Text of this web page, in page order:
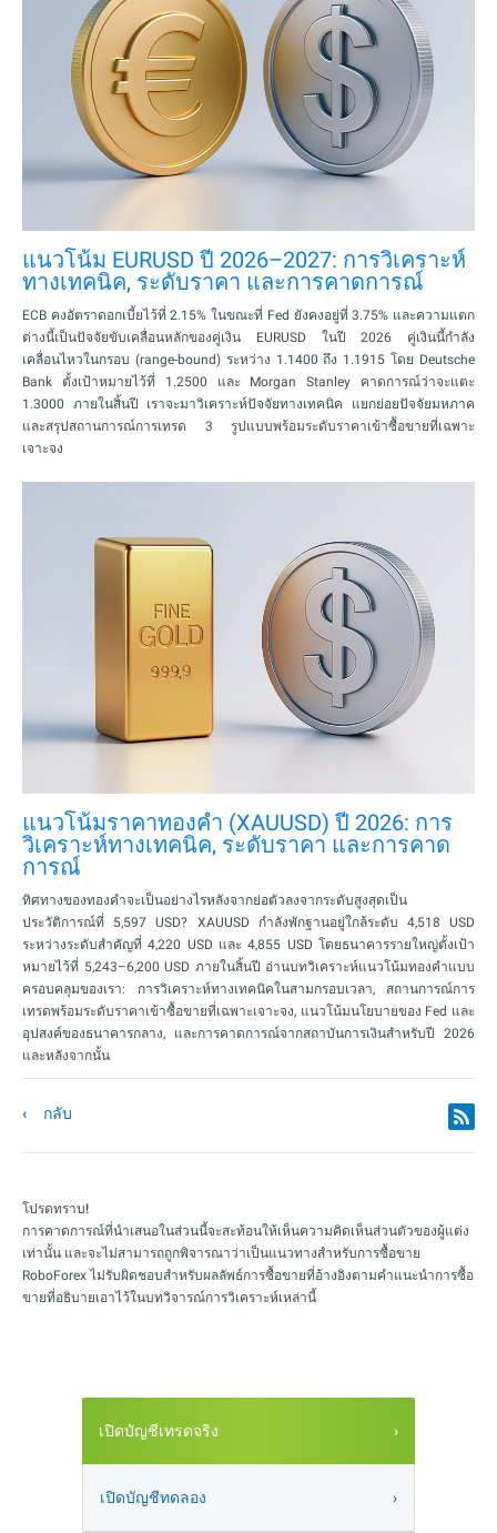
แนวโน้ม EURUSD ปี 2026–2027: การวิเคราะห์
ทางเทคนิค, ระดับราคา และการคาดการณ์
ECB คงอัตราดอกเบี้ยไว้ที่ 2.15% ในขณะที่ Fed ยังคงอยู่ที่ 3.75% และความแตก
ต่างนี้เป็นปัจจัยขับเคลื่อนหลักของคู่เงิน EURUSD ในปี 2026 คู่เงินนี้กำลัง
เคลื่อนไหวในกรอบ (range-bound) ระหว่าง 1.1400 ถึง 1.1915 โดย Deutsche
Bank ตั้งเป้าหมายไว้ที่ 1.2500 และ Morgan Stanley คาดการณ์ว่าจะแตะ
1.3000 ภายในสิ้นปี เราจะมาวิเคราะห์ปัจจัยทางเทคนิค แยกย่อยปัจจัยมหภาค
และสรุปสถานการณ์การเทรด 3 รูปแบบพร้อมระดับราคาเข้าซื้อขายที่เฉพาะ
เจาะจง
แนวโน้มราคาทองคำ (XAUUSD) ปี 2026: การ
วิเคราะห์ทางเทคนิค, ระดับราคา และการคาด
การณ์
ทิศทางของทองคำจะเป็นอย่างไรหลังจากย่อตัวลงจากระดับสูงสุดเป็น
ประวัติการณ์ที่ 5,597 USD? XAUUSD กำลังพักฐานอยู่ใกล้ระดับ 4,518 USD
ระหว่างระดับสำคัญที่ 4,220 USD และ 4,855 USD โดยธนาคารรายใหญ่ตั้งเป้า
หมายไว้ที่ 5,243–6,200 USD ภายในสิ้นปี อ่านบทวิเคราะห์แนวโน้มทองคำแบบ
ครอบคลุมของเรา: การวิเคราะห์ทางเทคนิคในสามกรอบเวลา, สถานการณ์การ
เทรดพร้อมระดับราคาเข้าซื้อขายที่เฉพาะเจาะจง, แนวโน้มนโยบายของ Fed และ
อุปสงค์ของธนาคารกลาง, และการคาดการณ์จากสถาบันการเงินสำหรับปี 2026
และหลังจากนั้น
กลับ
โปรดทราบ!
การคาดการณ์ที่นำเสนอในส่วนนี้จะสะท้อนให้เห็นความคิดเห็นส่วนตัวของผู้แต่ง
เท่านั้น และจะไม่สามารถถูกพิจารณาว่าเป็นแนวทางสำหรับการซื้อขาย
RoboForex ไม่รับผิดชอบสำหรับผลลัพธ์การซื้อขายที่อ้างอิงตามคำแนะนำการซื้อ
ขายที่อธิบายเอาไว้ในบทวิจารณ์การวิเคราะห์เหล่านี้
เปิดบัญชีเทรดจริง
เปิดบัญชีทดลอง